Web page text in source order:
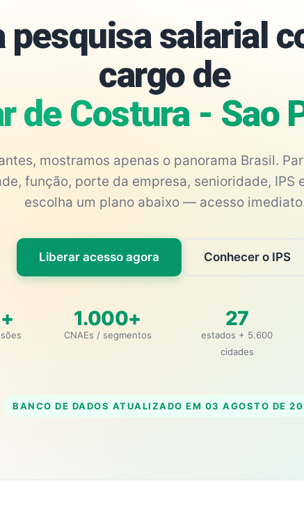
pesquisa salarial
cargo de
de Costura - Sao
mostramos apenas o panorama Brasil.
função, porte da empresa, senioridade, IPS
escolha um plano abaixo — acesso
Liberar acesso agora Conhecer o IPS
1.000+
CNAEs / segmentos
27
estados + 5.600
cidades
BANCO DE DADOS ATUALIZADO EM 03 AGOSTO DE